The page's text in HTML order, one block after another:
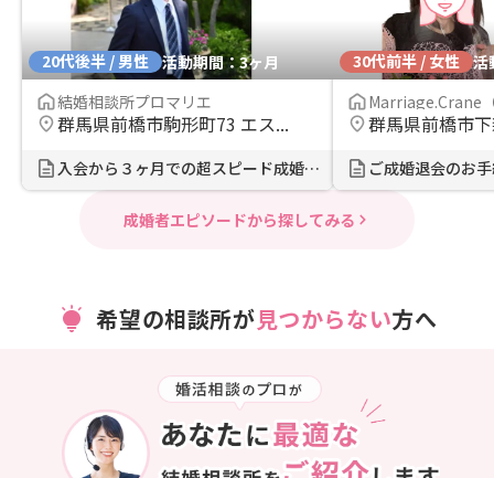
20代後半 / 男性 活動期間：3ヶ月
結婚相談所プロマリエ
群馬県前橋市駒形町73 エス...
入会から３ヶ月での超スピード成婚！...
30代前半 / 女性 活
Marriage.Crane
群馬県前橋市
成婚者エピソードから探してみる
希望の相談所が見つからない方へ